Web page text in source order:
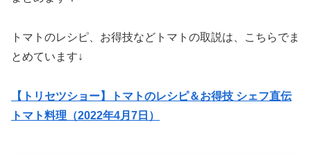
トマトのレシピ、お得技などトマトの取説は、こちらでま
とめています↓
【トリセツショー】トマトのレシピ＆お得技 シェフ直伝
トマト料理（2022年4月7日）